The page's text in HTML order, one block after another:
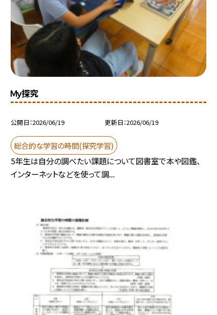
Ｍｙ探究
公開日 2026/06/19 更新日 2026/06/19
総合的な学習の時間(探究学習)
5年生は自分の調べたい課題について図書室で本や図鑑、
インターネットなどを使って調...